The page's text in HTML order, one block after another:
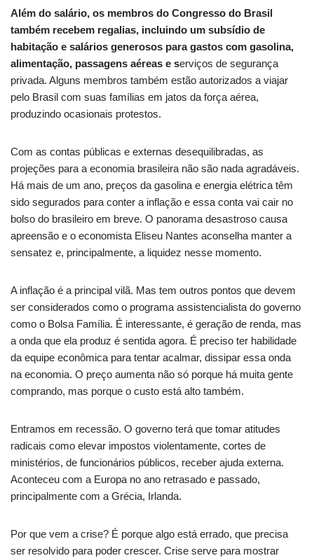
Além do salário, os membros do Congresso do Brasil
também recebem regalias, incluindo um subsídio de
habitação e salários generosos para gastos com gasolina,
alimentação, passagens aéreas e serviços de segurança
privada. Alguns membros também estão autorizados a viajar
pelo Brasil com suas famílias em jatos da força aérea,
produzindo ocasionais protestos.
Com as contas públicas e externas desequilibradas, as
projeções para a economia brasileira não são nada agradáveis.
Há mais de um ano, preços da gasolina e energia elétrica têm
sido segurados para conter a inflação e essa conta vai cair no
bolso do brasileiro em breve. O panorama desastroso causa
apreensão e o economista Eliseu Nantes aconselha manter a
sensatez e, principalmente, a liquidez nesse momento.
A inflação é a principal vilã. Mas tem outros pontos que devem
ser considerados como o programa assistencialista do governo
como o Bolsa Família. É interessante, é geração de renda, mas
a onda que ela produz é sentida agora. É preciso ter habilidade
da equipe econômica para tentar acalmar, dissipar essa onda
na economia. O preço aumenta não só porque há muita gente
comprando, mas porque o custo está alto também.
Entramos em recessão. O governo terá que tomar atitudes
radicais como elevar impostos violentamente, cortes de
ministérios, de funcionários públicos, receber ajuda externa.
Aconteceu com a Europa no ano retrasado e passado,
principalmente com a Grécia, Irlanda.
Por que vem a crise? É porque algo está errado, que precisa
ser resolvido para poder crescer. Crise serve para mostrar